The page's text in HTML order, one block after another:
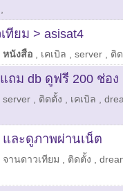
ยม > asisat4
หนังสือ เคเบิล server ติ
ถม db ดูฟรี 200 ช่อง
server ติดตั้ง เคเบิล
ละดูภาพผ่านเน็ต
จานดาวเทียม ติดตั้ง